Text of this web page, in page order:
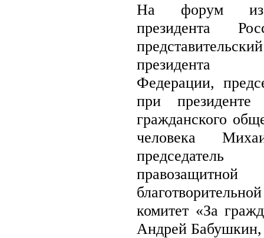
На форум из
президента
президента
Федерации,
при
гражданского
человека
председатель
правозащитной
комитет «За
Андрей Бабушкин,